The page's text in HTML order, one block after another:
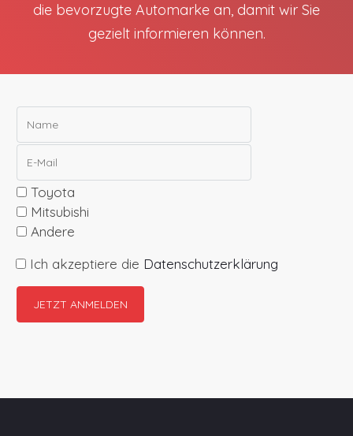
die bevorzugte Automarke an, damit wir Sie
gezielt informieren können.
Toyota
Mitsubishi
Andere
Ich akzeptiere die Datenschutzerklärung